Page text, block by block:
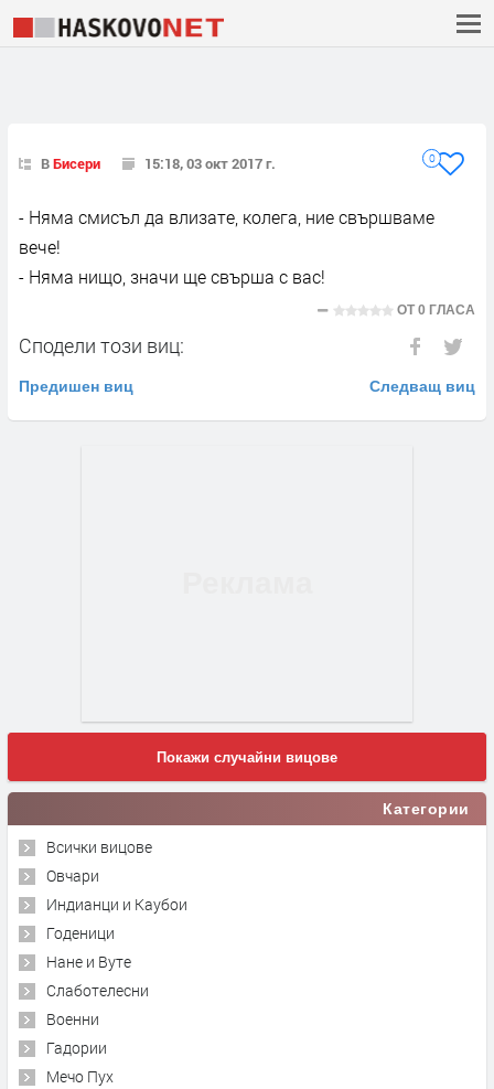
ВБисери 15:18, 03 окт 2017 г. 0
- Няма смисъл да влизате, колега, ние свършваме
вече!
- Няма нищо, значи ще свърша с вас!
ОТ0 ГЛАСА
Сподели този виц:
Предишен виц Следващ виц
Покажи случайни вицове
Категории
Всички вицове
Овчари
Индианци и Каубои
Годеници
Нане и Вуте
Слаботелесни
Военни
Гадории
Мечо Пух